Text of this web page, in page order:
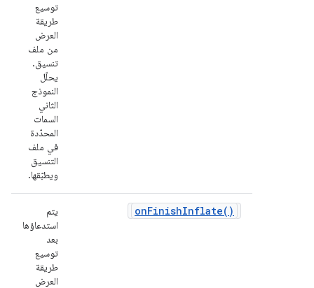
توسيع
طريقة
العرض
من ملف
تنسيق.
يحلّل
النموذج
الثاني
السمات
المحدّدة
في ملف
التنسيق
ويطبّقها.
onFinishInflate( )
يتم
استدعاؤها
بعد
توسيع
طريقة
العرض